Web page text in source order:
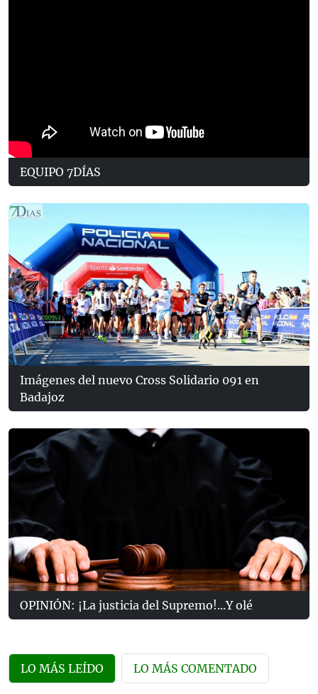
EQUIPO 7DÍAS
Imágenes del nuevo Cross Solidario 091 en
Badajoz
OPINIÓN: ¡La justicia del Supremo!...Y olé
LO MÁS LEÍDO LO MÁS COMENTADO